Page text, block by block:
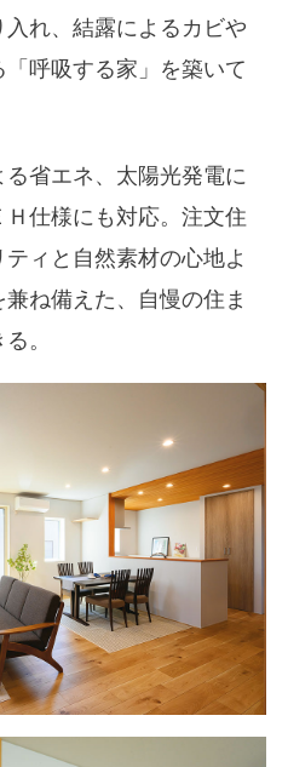
れ、結露によるカビや
呼吸する家」を築いて
省エネ、太陽光発電に
仕様にも対応。注文住
ィと自然素材の心地よ
ね備えた、自慢の住ま
。